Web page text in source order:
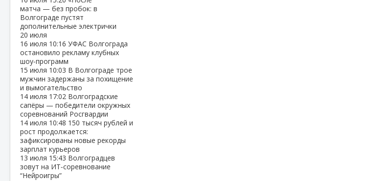
матча — без пробок: в
Волгограде пустят
дополнительные электрички
20 июля
16 июля 10:16 УФАС Волгограда
остановило рекламу клубных
шоу‑программ
15 июля 10:03 В Волгограде трое
мужчин задержаны за похищение
и вымогательство
14 июля 17:02 Волгоградские
сапёры — победители окружных
соревнований Росгвардии
14 июля 10:48 150 тысяч рублей и
рост продолжается:
зафиксированы новые рекорды
зарплат курьеров
13 июля 15:43 Волгоградцев
зовут на ИТ‑соревнование
“Нейроигры”